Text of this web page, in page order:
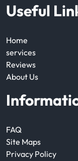
Useful
Home
services
Reviews
About Us
FAQ
Site Maps
Privacy Policy